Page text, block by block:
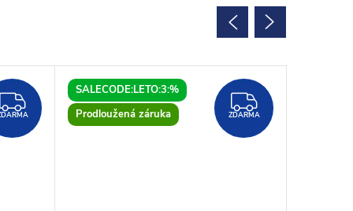
ZDARMA
SALECODE:LETO:3:%
Prodloužená záruka
ZDARMA
ZDARMA